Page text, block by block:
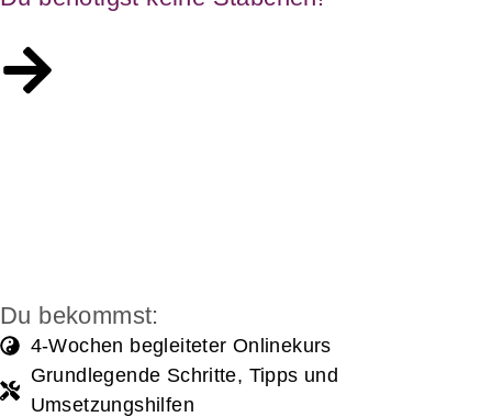
Du bekommst:
4-Wochen begleiteter Onlinekurs
Grundlegende Schritte, Tipps und
Umsetzungshilfen